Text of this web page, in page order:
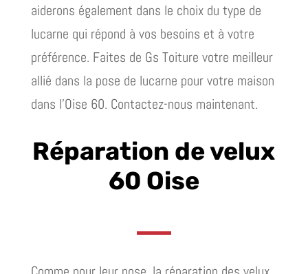
aiderons également dans le choix du type de
lucarne qui répond à vos besoins et à votre
préférence. Faites de Gs Toiture votre meilleur
allié dans la pose de lucarne pour votre maison
dans l’Oise 60. Contactez-nous maintenant.
Réparation de velux
60 Oise